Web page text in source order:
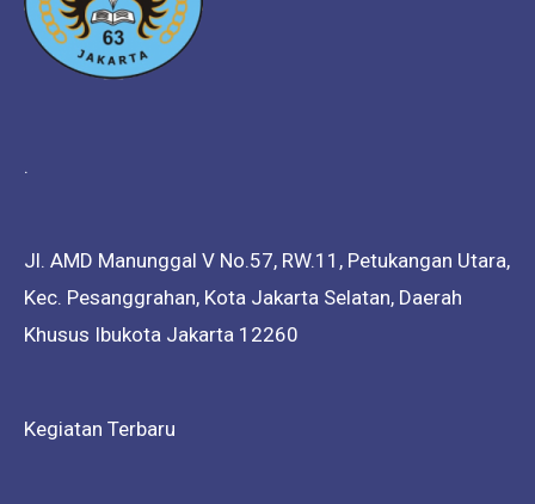
.
Jl. AMD Manunggal V No.57, RW.11, Petukangan Utara,
Kec. Pesanggrahan, Kota Jakarta Selatan, Daerah
Khusus Ibukota Jakarta 12260
Kegiatan Terbaru